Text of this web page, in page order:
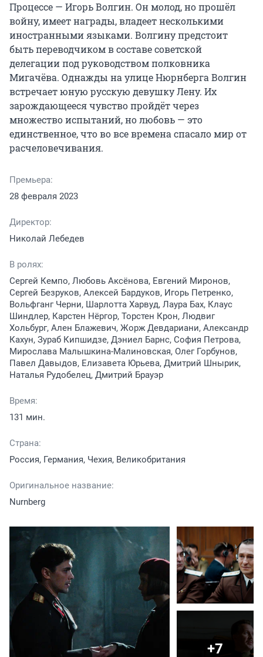
Процессе — Игорь Волгин. Он молод, но прошёл
войну, имеет награды, владеет несколькими
иностранными языками. Волгину предстоит
быть переводчиком в составе советской
делегации под руководством полковника
Мигачёва. Однажды на улице Нюрнберга Волгин
встречает юную русскую девушку Лену. Их
зарождающееся чувство пройдёт через
множество испытаний, но любовь — это
единственное, что во все времена спасало мир от
расчеловечивания.
Премьера:
28 февраля 2023
Директор:
Николай Лебедев
В ролях:
Сергей Кемпо, Любовь Аксёнова, Евгений Миронов,
Сергей Безруков, Алексей Бардуков, Игорь Петренко,
Вольфганг Черни, Шарлотта Харвуд, Лаура Бах, Клаус
Шиндлер, Карстен Нёргор, Торстен Крон, Людвиг
Хольбург, Ален Блажевич, Жорж Девдариани, Александр
Кахун, Зураб Кипшидзе, Дэниел Барнс, София Петрова,
Мирослава Малышкина-Малиновская, Олег Горбунов,
Павел Давыдов, Елизавета Юрьева, Дмитрий Шнырик,
Наталья Рудобелец, Дмитрий Брауэр
Время:
131 мин.
Страна:
Россия, Германия, Чехия, Великобритания
Оригинальное название:
Nurnberg
+7